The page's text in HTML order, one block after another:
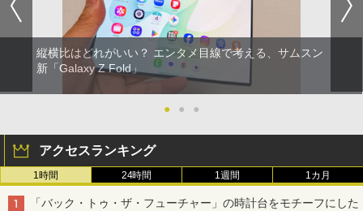
縦横比はどれがいい？ エンタメ目線で考える、サムスン
新「Galaxy Z Fold」
● ● ●
アクセスランキング
1時間 24時間 1週間 1カ月
「バック・トゥ・ザ・フューチャー」の時計台をモチーフにした